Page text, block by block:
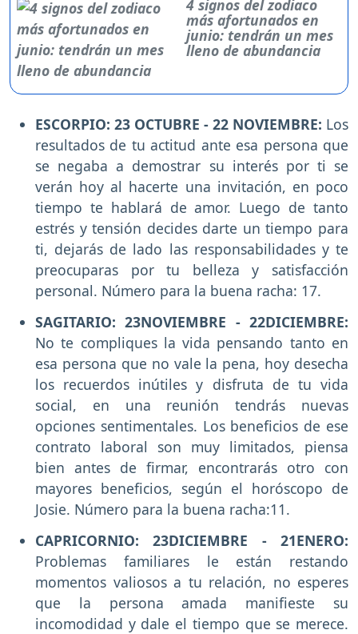
4 signos del zodiaco
más afortunados en
junio: tendrán un mes
lleno de abundancia
ESCORPIO: 23 OCTUBRE - 22 NOVIEMBRE: Los
resultados de tu actitud ante esa persona que
se negaba a demostrar su interés por ti se
verán hoy al hacerte una invitación, en poco
tiempo te hablará de amor. Luego de tanto
estrés y tensión decides darte un tiempo para
ti, dejarás de lado las responsabilidades y te
preocuparas por tu belleza y satisfacción
personal. Número para la buena racha: 17.
SAGITARIO: 23NOVIEMBRE - 22DICIEMBRE:
No te compliques la vida pensando tanto en
esa persona que no vale la pena, hoy desecha
los recuerdos inútiles y disfruta de tu vida
social, en una reunión tendrás nuevas
opciones sentimentales. Los beneficios de ese
contrato laboral son muy limitados, piensa
bien antes de firmar, encontrarás otro con
mayores beneficios, según el horóscopo de
Josie. Número para la buena racha:11.
CAPRICORNIO: 23DICIEMBRE - 21ENERO:
Problemas familiares le están restando
momentos valiosos a tu relación, no esperes
que la persona amada manifieste su
incomodidad y dale el tiempo que se merece.